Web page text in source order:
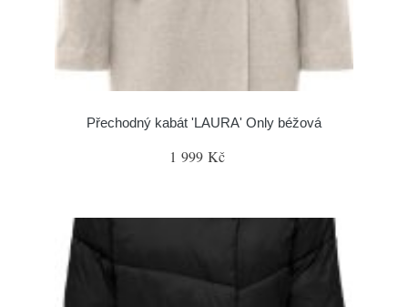
Přechodný kabát 'LAURA' Only béžová
1 999 Kč